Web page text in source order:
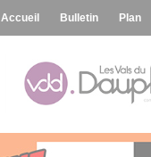
Accueil Bulletin Plan